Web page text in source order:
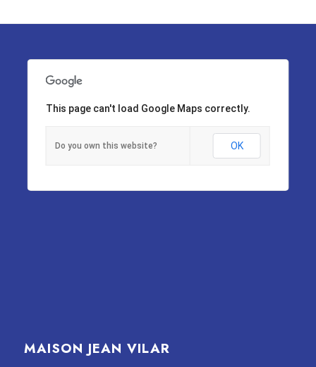
This page can't load Google Maps correctly.
Do you own this website? OK
MAISON JEAN VILAR